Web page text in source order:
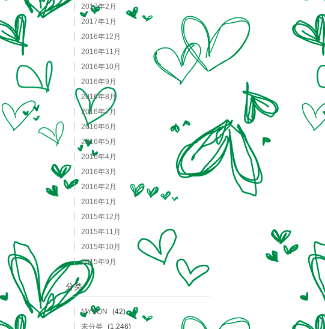
2017年2月
2017年1月
2016年12月
2016年11月
2016年10月
2016年9月
2016年8月
2016年7月
2016年6月
2016年5月
2016年4月
2016年3月
2016年2月
2016年1月
2015年12月
2015年11月
2015年10月
2015年9月
分类
MYSON
(42)
未分类 (1,246)